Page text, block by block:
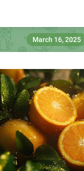
March 16, 2025